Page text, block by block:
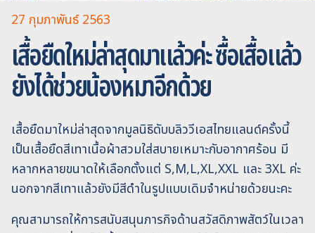
27 กุมภาพันธ์ 2563
เสื้อยืดใหม่ล่าสุดมาแล้วค่ะ ซื้อเสื้อแล้ว
ยังได้ช่วยน้องหมาอีกด้วย
เสื้อยืดมาใหม่ล่าสุดจากมูลนิธิดับบลิววีเอสไทยแลนด์ครั้งนี้
เป็นเสื้อยืดสีเทาเนื้อผ้าสวมใส่สบายเหมาะกับอากาศร้อน มี
หลากหลายขนาดให้เลือกตั้งแต่ S,M,L,XL,XXL และ 3XL ค่ะ
นอกจากสีเทาแล้วยังมีสีดำในรูปแบบเดิมจำหน่ายด้วยนะคะ
คุณสามารถให้การสนับสนุนภารกิจด้านสวัสดิภาพสัตว์ในเวลา